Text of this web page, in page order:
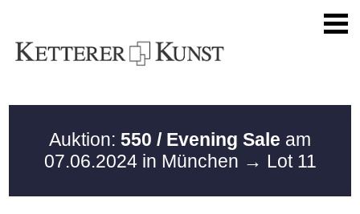
Auktion: 550 / Evening Sale am
07.06.2024 in München → Lot 11